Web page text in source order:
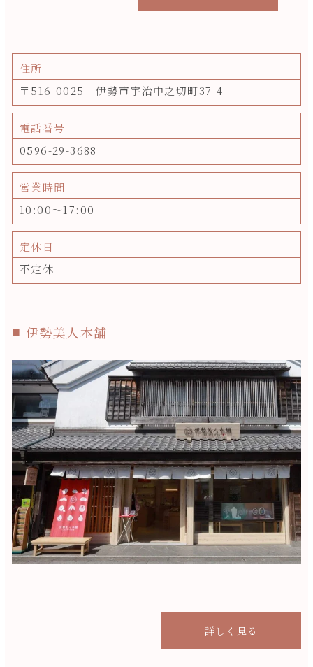
住所
〒516-0025 伊勢市宇治中之切町37-4
電話番号
0596-29-3688
営業時間
10:00～17:00
定休日
不定休
伊勢美人本舗
詳しく見る